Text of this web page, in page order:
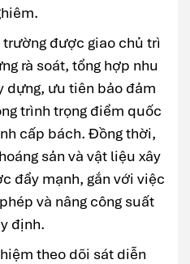
được giao chủ trì
rà soát, tổng hợp nhu
dựng, ưu tiên bảo đảm
trình trọng điểm quốc
cấp bách. Đồng thời,
sản và vật liệu xây
đẩy mạnh, gắn với việc
và nâng công suất
định.
theo dõi sát diễn